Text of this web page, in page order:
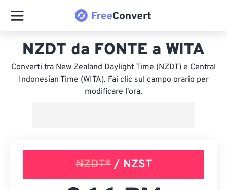
NZDT da FONTE a WITA
Converti tra New Zealand Daylight Time (NZDT) e Central
Indonesian Time (WITA). Fai clic sul campo orario per
modificare l'ora.
NZDT*/ NZST